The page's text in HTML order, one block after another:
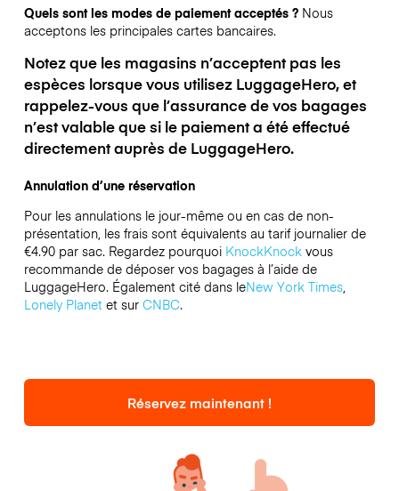
Quels sont les modes de paiement acceptés ? Nous
acceptons les principales cartes bancaires.
Notez que les magasins n’acceptent pas les
espèces lorsque vous utilisez LuggageHero, et
rappelez-vous que l’assurance de vos bagages
n’est valable que si le paiement a été effectué
directement auprès de LuggageHero.
Annulation d’une réservation
Pour les annulations le jour-même ou en cas de non-
présentation, les frais sont équivalents au tarif journalier de
€4.90 par sac. Regardez pourquoi KnockKnockvous
recommande de déposer vos bagages à l’aide de
LuggageHero. Également cité dans leNew York Times,
Lonely Planetet sur CNBC.
Réservez maintenant !